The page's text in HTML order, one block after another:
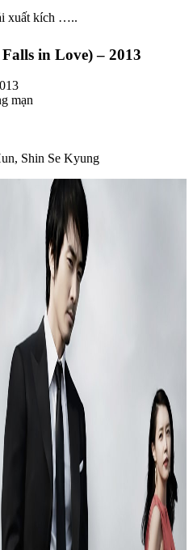
xuất kích …..
in Love) – 2013
mạn
Shin Se Kyung